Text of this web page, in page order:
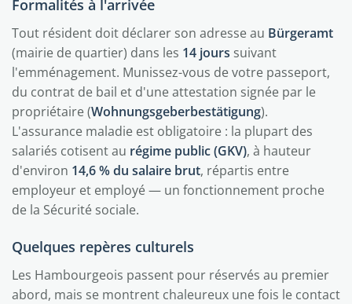
Formalités à l'arrivée
Tout résident doit déclarer son adresse au Bürgeramt
(mairie de quartier) dans les 14 jours suivant
l'emménagement. Munissez-vous de votre passeport,
du contrat de bail et d'une attestation signée par le
propriétaire (Wohnungsgeberbestätigung).
L'assurance maladie est obligatoire : la plupart des
salariés cotisent au régime public (GKV), à hauteur
d'environ 14,6 % du salaire brut, répartis entre
employeur et employé — un fonctionnement proche
de la Sécurité sociale.
Quelques repères culturels
Les Hambourgeois passent pour réservés au premier
abord, mais se montrent chaleureux une fois le contact